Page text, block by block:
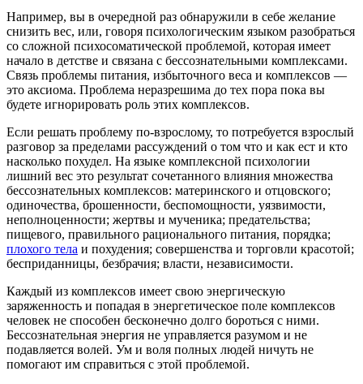
Например, вы в очередной раз обнаружили в себе желание
снизить вес, или, говоря психологическим языком разобраться
со сложной психосоматической проблемой, которая имеет
начало в детстве и связана с бессознательными комплексами.
Связь проблемы питания, избыточного веса и комплексов —
это аксиома. Проблема неразрешима до тех пора пока вы
будете игнорировать роль этих комплексов.
Если решать проблему по-взрослому, то потребуется взрослый
разговор за пределами рассуждений о том что и как ест и кто
насколько похудел. На языке комплексной психологии
лишний вес это результат сочетанного влияния множества
бессознательных комплексов: материнского и отцовского;
одиночества, брошенности, беспомощности, уязвимости,
неполноценности; жертвы и мученика; предательства;
пищевого, правильного рационального питания, порядка;
плохого тела и похудения; совершенства и торговли красотой;
бесприданницы, безбрачия; власти, независимости.
Каждый из комплексов имеет свою энергическую
заряженность и попадая в энергетическое поле комплексов
человек не способен бесконечно долго бороться с ними.
Бессознательная энергия не управляется разумом и не
подавляется волей. Ум и воля полных людей ничуть не
помогают им справиться с этой проблемой.